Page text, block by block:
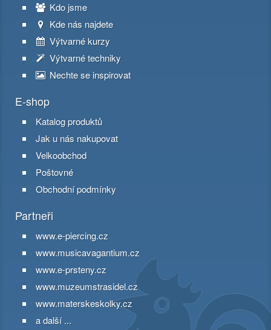
Kdo jsme
Kde nás najdete
Výtvarné kurzy
Výtvarné techniky
Nechte se inspirovat
E-shop
Katalog produktů
Jak u nás nakupovat
Velkoobchod
Poštovné
Obchodní podmínky
Partneři
www.e-piercing.cz
www.musicavagantium.cz
www.e-prsteny.cz
www.muzeumstrasidel.cz
www.materskeskolky.cz
a další ...